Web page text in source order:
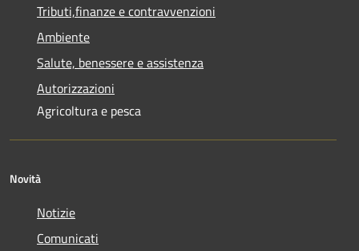
Tributi,finanze e contravvenzioni
Ambiente
Salute, benessere e assistenza
Autorizzazioni
Agricoltura e pesca
Novità
Notizie
Comunicati